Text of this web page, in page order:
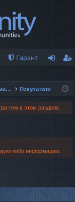
Гарант
ис
Поиск информации и данных Покупатели
тем в этом разделе.
либо информацию.